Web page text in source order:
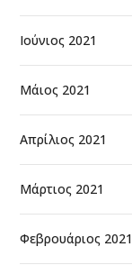
Ιούνιος 2021
Μάιος 2021
Απρίλιος 2021
Μάρτιος 2021
Φεβρουάριος 2021